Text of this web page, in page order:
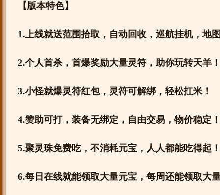
【版本特色】
1.上线就送范围拾取，自动回收，巡航挂机，地
2.个人首杀，首爆奖励大量灵符，助你玩转天羊
3.小怪就爆灵符红包，灵符可解绑，轻松扛米！
4.赞助可打，装备无绑定，自由交易，物价稳定
5.聚灵珠免费吃，不消耗元宝，人人都能吃得起
6.每日在线就能领取大量元宝，每周还能领取大